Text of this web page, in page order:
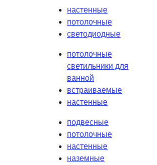
настенные
потолочные
светодиодные
потолочные
светильники для
ванной
встраиваемые
настенные
подвесные
потолочные
настенные
наземные